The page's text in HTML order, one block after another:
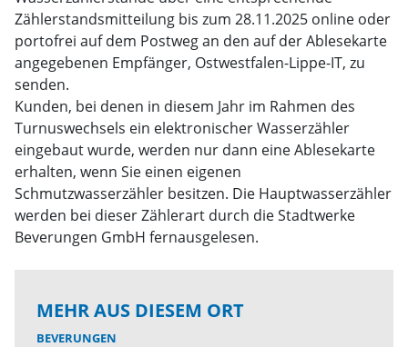
Zählerstandsmitteilung bis zum 28.11.2025 online oder
portofrei auf dem Postweg an den auf der Ablesekarte
angegebenen Empfänger, Ostwestfalen-Lippe-IT, zu
senden.
Kunden, bei denen in diesem Jahr im Rahmen des
Turnuswechsels ein elektronischer Wasserzähler
eingebaut wurde, werden nur dann eine Ablesekarte
erhalten, wenn Sie einen eigenen
Schmutzwasserzähler besitzen. Die Hauptwasserzähler
werden bei dieser Zählerart durch die Stadtwerke
Beverungen GmbH fernausgelesen.
MEHR AUS DIESEM ORT
BEVERUNGEN